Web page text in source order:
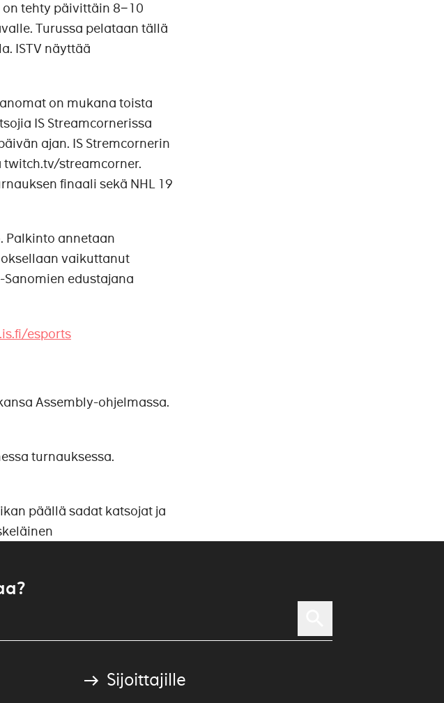
tehty päivittäin 8−10
Turussa pelataan tällä
ISTV näyttää
on mukana toista
IS Streamcornerissa
ajan. IS Stremcornerin
twitch.tv/streamcorner.
finaali sekä NHL 19
Palkinto annetaan
vaikuttanut
edustajana
esports
Assembly-ohjelmassa.
turnauksessa.
päällä sadat katsojat ja
Sijoittajille